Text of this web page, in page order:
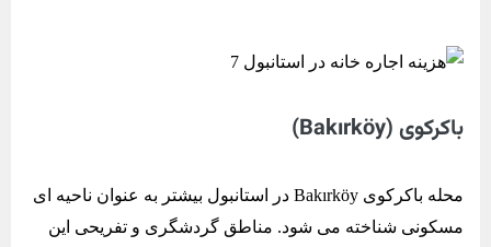
باکرکوی (Bakırköy)
محله باکرکوی Bakırköy در استانبول بیشتر به عنوان ناحیه ای
مسکونی شناخته می شود. مناطق گردشگری و تفریحی این